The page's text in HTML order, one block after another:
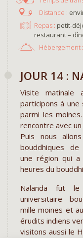
Repas : petit-
restaurant –
Hébergement :
JOUR 14 :
Visite matinale
participons à
parmi les
rencontre avec un
Puis nous
bouddhiques
une région qui
heures du
Nalanda fut
universitaire
mille moines et
érudits indiens
visitons aussi le